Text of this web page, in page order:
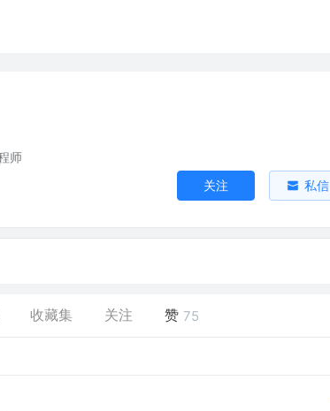
师
关注 私信
收藏集 关注 赞 75